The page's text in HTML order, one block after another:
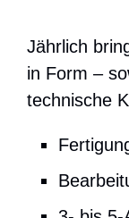
Jährlich
in Form –
technische